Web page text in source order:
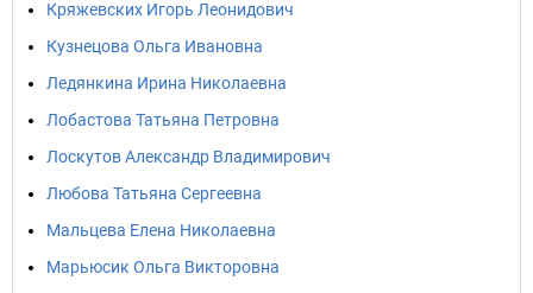
Кряжевских Игорь Леонидович
Кузнецова Ольга Ивановна
Ледянкина Ирина Николаевна
Лобастова Татьяна Петровна
Лоскутов Александр Владимирович
Любова Татьяна Сергеевна
Мальцева Елена Николаевна
Марьюсик Ольга Викторовна